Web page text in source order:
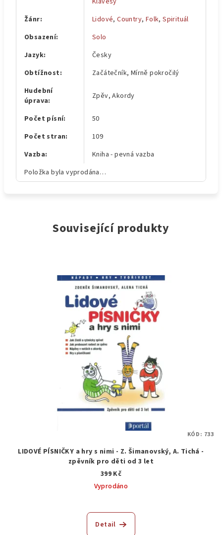
Žánr: Lidové,Country, Folk,Spirituál
Obsazení:
Solo
Jazyk:
Česky
Obtížnost:
Začátečník, Mírně pokročilý
Hudební
úprava: Zpěv, Akordy
Počet písní:
50
Počet stran:
109
Vazba:
Kniha - pevná vazba
Položka byla vyprodána…
Související produkty
LIDOVÉ PÍSNIČKY a hry s nimi - Z. Šimanovský, A. Tichá -
zpěvník pro děti od 3 let
399 Kč
Vyprodáno
Detail
KÓD: 733